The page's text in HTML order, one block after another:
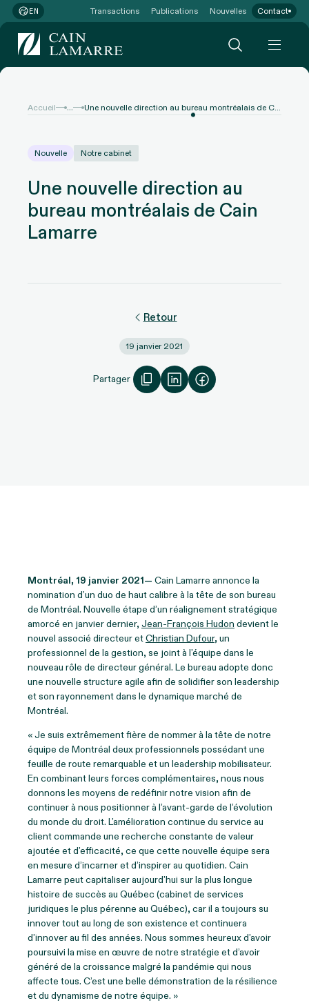
EN Transactions Publications Nouvelles Contact
Accueil ... Une nouvelle direction au bureau montréalais de Cain Lamarre
Nouvelle Notre cabinet
Une nouvelle direction au
bureau montréalais de Cain
Lamarre
Retour
19 janvier 2021
Partager
Montréal, 19 janvier 2021— Cain Lamarre annonce la
nomination d’un duo de haut calibre à la tête de son bureau
de Montréal. Nouvelle étape d’un réalignement stratégique
amorcé en janvier dernier, Jean-François Hudon devient le
nouvel associé directeur etChristian Dufour, un
professionnel de la gestion, se joint à l’équipe dans le
nouveau rôle de directeur général. Le bureau adopte donc
une nouvelle structure agile afin de solidifier son leadership
et son rayonnement dans le dynamique marché de
Montréal.
« Je suis extrêmement fière de nommer à la tête de notre
équipe de Montréal deux professionnels possédant une
feuille de route remarquable et un leadership mobilisateur.
En combinant leurs forces complémentaires, nous nous
donnons les moyens de redéfinir notre vision afin de
continuer à nous positionner à l’avant-garde de l’évolution
du monde du droit. L’amélioration continue du service au
client commande une recherche constante de valeur
ajoutée et d’efficacité, ce que cette nouvelle équipe sera
en mesure d’incarner et d’inspirer au quotidien. Cain
Lamarre peut capitaliser aujourd’hui sur la plus longue
histoire de succès au Québec (cabinet de services
juridiques le plus pérenne au Québec), car il a toujours su
innover tout au long de son existence et continuera
d’innover au fil des années. Nous sommes heureux d’avoir
poursuivi la mise en œuvre de notre stratégie et d’avoir
généré de la croissance malgré la pandémie qui nous
affecte tous. C’est une belle démonstration de la résilience
et du dynamisme de notre équipe. »